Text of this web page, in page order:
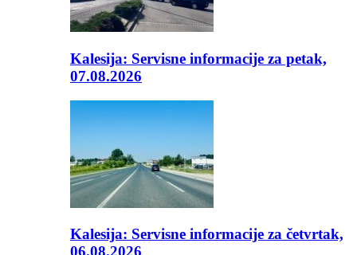
Kalesija: Servisne informacije za petak,
07.08.2026
Kalesija: Servisne informacije za četvrtak,